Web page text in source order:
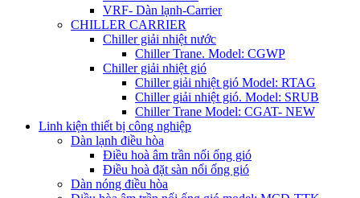
VRF- Dàn lạnh-Carrier
CHILLER CARRIER
Chiller giải nhiệt nước
Chiller Trane. Model: CGWP
Chiller giải nhiệt gió
Chiller giải nhiệt gió Model: RTAG
Chiller giải nhiệt gió. Model: SRUB
Chiller Trane Model: CGAT- NEW
Linh kiện thiết bị công nghiệp
Dàn lạnh điều hòa
Điều hoà âm trần nối ống gió
Điều hoà đặt sàn nối ống gió
Dàn nóng điều hòa